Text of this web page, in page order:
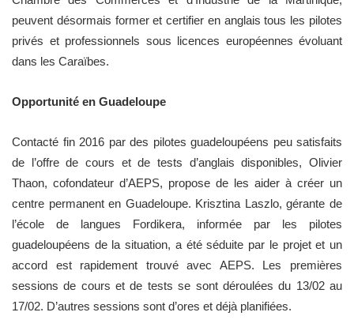
peuvent désormais former et certifier en anglais tous les pilotes
privés et professionnels sous licences européennes évoluant
dans les Caraïbes.
Opportunité en Guadeloupe
Contacté fin 2016 par des pilotes guadeloupéens peu satisfaits
de l’offre de cours et de tests d’anglais disponibles, Olivier
Thaon, cofondateur d’AEPS, propose de les aider à créer un
centre permanent en Guadeloupe. Krisztina Laszlo, gérante de
l’école de langues Fordikera, informée par les pilotes
guadeloupéens de la situation, a été séduite par le projet et un
accord est rapidement trouvé avec AEPS. Les premières
sessions de cours et de tests se sont déroulées du 13/02 au
17/02. D’autres sessions sont d’ores et déjà planifiées.